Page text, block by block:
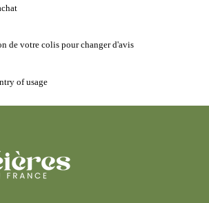
de votre colis pour changer d'avis
of usage